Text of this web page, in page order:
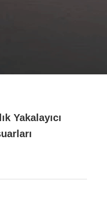
Yakalayıcı